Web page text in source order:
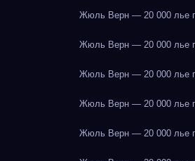
Жюль Верн — 20 000 лье
Жюль Верн — 20 000 лье
Жюль Верн — 20 000 лье
Жюль Верн — 20 000 лье
Жюль Верн — 20 000 лье